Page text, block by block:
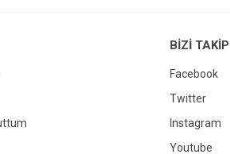
BİZİ
Facebook
Twitter
Instagram
Youtube